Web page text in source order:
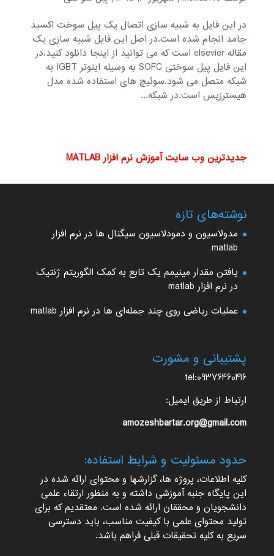
در این فایل به شبیه سازی اتصال یک پیل سوخت اکسید
جامد انجام شده است.در اصل این فایل شبیه سازی یک
مقاله elsevier است که می توانید از اینجا دانلود کنید.در
این فایل پیل سوختی SOFC به وسیله اینوتر IGBT به
شبکه متصل می شود.سوئیچ های استفاده شده مدل
هیسترزیس است.در شبکه...
جدیدترین وب سایت آموزش نرم افزار MATLAB
نوشته‌های تازه
مدولاسیون و دمودلاسیون سیگنال ها در نرم افزار
matlab
یافتن مقدار مینیمم یک تابع به کمک الگوریتم ژنتیک
در نرم افزار matlab
عملیات ریاضی روی چند جمله‌ای ها در نرم افزار matlab
پشتیبانی و مشورت
tel:09376460416
ارتباط از طریق ایمیل:
amozeshbartar.org@gmail.com
حدود مسئولیت و شرایط استفاده:
کلیه اطلاعات، پروژه ها، گزارشها و محتوای ارائه شده در
این پایگاه جنبه آموزشی داشته و به منظور ارتقاء علمی
دانشجویان و محققان ارائه شده است. معتقدیم که برای
تولید محتوای علمی با کیفیت مناسب، باید دسترسی
سریع به کلیه تحقیقات قبلی فراهم باشد.